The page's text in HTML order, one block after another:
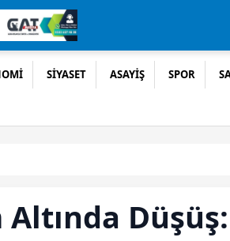
SİYASET ASAYİŞ SPOR